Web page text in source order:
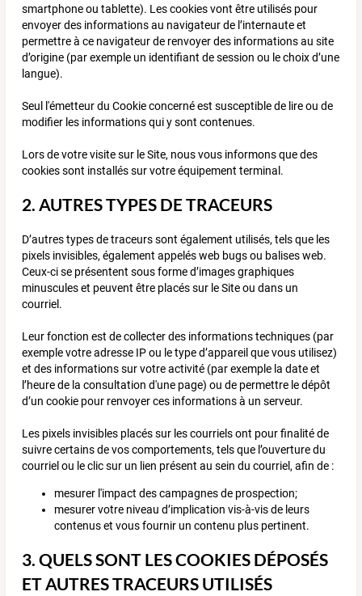
smartphone ou tablette). Les cookies vont être utilisés pour
envoyer des informations au navigateur de l’internaute et
permettre à ce navigateur de renvoyer des informations au site
d’origine (par exemple un identifiant de session ou le choix d’une
langue).
Seul l'émetteur du Cookie concerné est susceptible de lire ou de
modifier les informations qui y sont contenues.
Lors de votre visite sur le Site, nous vous informons que des
cookies sont installés sur votre équipement terminal.
2. AUTRES TYPES DE TRACEURS
D’autres types de traceurs sont également utilisés, tels que les
pixels invisibles, également appelés web bugs ou balises web.
Ceux-ci se présentent sous forme d’images graphiques
minuscules et peuvent être placés sur le Site ou dans un
courriel.
Leur fonction est de collecter des informations techniques (par
exemple votre adresse IP ou le type d’appareil que vous utilisez)
et des informations sur votre activité (par exemple la date et
l’heure de la consultation d'une page) ou de permettre le dépôt
d’un cookie pour renvoyer ces informations à un serveur.
Les pixels invisibles placés sur les courriels ont pour finalité de
suivre certains de vos comportements, tels que l’ouverture du
courriel ou le clic sur un lien présent au sein du courriel, afin de :
mesurer l'impact des campagnes de prospection;
mesurer votre niveau d’implication vis-à-vis de leurs
contenus et vous fournir un contenu plus pertinent.
3. QUELS SONT LES COOKIES DÉPOSÉS
ET AUTRES TRACEURS UTILISÉS